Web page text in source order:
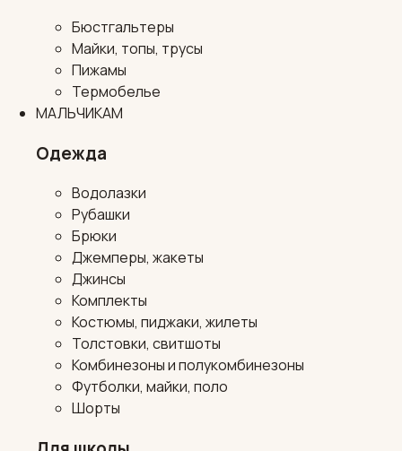
Бюстгальтеры
Майки, топы, трусы
Пижамы
Термобелье
МАЛЬЧИКАМ
Одежда
Водолазки
Рубашки
Брюки
Джемперы, жакеты
Джинсы
Комплекты
Костюмы, пиджаки, жилеты
Толстовки, свитшоты
Комбинезоны и полукомбинезоны
Футболки, майки, поло
Шорты